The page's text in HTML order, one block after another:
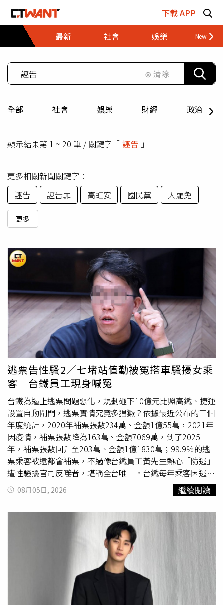
下載 APP
最新
社會 娛樂 財經
⊗ 清除
全部 社會 娛樂 財經 政治
顯示結果第 1 ~ 20 筆 / 關鍵字「 誣告 」
更多相關新聞關鍵字：
誣告
誣告罪 高虹安 國民黨 大罷免
更多
逃票告性騷2／七堵站值勤被冤搭車騷擾女乘
客 台鐵員工現身喊冤
台鐵為遏止逃票問題惡化，規劃砸下10億元比照高鐵、捷運
設置自動閘門，逃票實情究竟多猖獗？依據最近公布的三個
年度統計，2020年補票張數234萬、金額1億55萬，2021年
因疫情，補票張數降為163萬、金額7069萬，到了2025
年，補票張數回升至203萬、金額1億1830萬；99.9％的逃
票乘客被逮都會補票，不過像台鐵員工黃先生熱心「防逃」
遭性騷擾官司反噬者，堪稱全台唯一。台鐵每年乘客因逃票
而補票的金額動輒破億元。（圖／示意圖、報系資料照）本
刊循線連繫黃先生，他在律師好友陳建佑陪同下現身，對於
自己舉報逃票被乘客告跟騷、性騷，他有個獨到的解讀：告
妨害名譽還可以接受，告性騷擾就太超過。2022年黃先生
考進台鐵，一直在七堵站上班，原先負責場站調車外勤業
務，後轉為號誌員兼運轉員，大多跟同事相處，偶爾需要上
車時才會跟民眾接觸。黃先生家住三重，號誌員工作需要日
夜輪班，白班從上午7點45分起值班12小時，夜班從晚間7
點45分通宵到隔天早上，他若輪完日班，剛好可搭7點50分
到站的普悠瑪203車次坐往台北車站再回家；下班途中如果
08月05日, 2026 繼續閱讀